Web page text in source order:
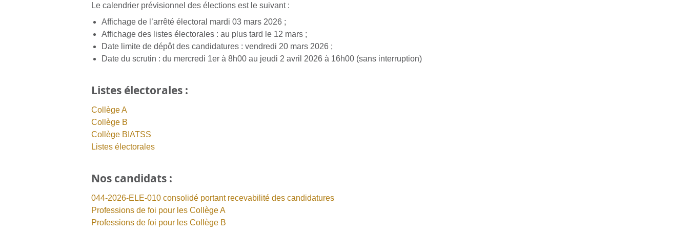
Le calendrier prévisionnel des élections est le suivant :
Affichage de l’arrêté électoral mardi 03 mars 2026 ;
Affichage des listes électorales : au plus tard le 12 mars ;
Date limite de dépôt des candidatures : vendredi 20 mars 2026 ;
Date du scrutin : du mercredi 1er à 8h00 au jeudi 2 avril 2026 à 16h00 (sans interruption)
Listes électorales :
Collège A
Collège B
Collège BIATSS
Listes électorales
Nos candidats :
044-2026-ELE-010 consolidé portant recevabilité des candidatures
Professions de foi pour les Collège A
Professions de foi pour les Collège B